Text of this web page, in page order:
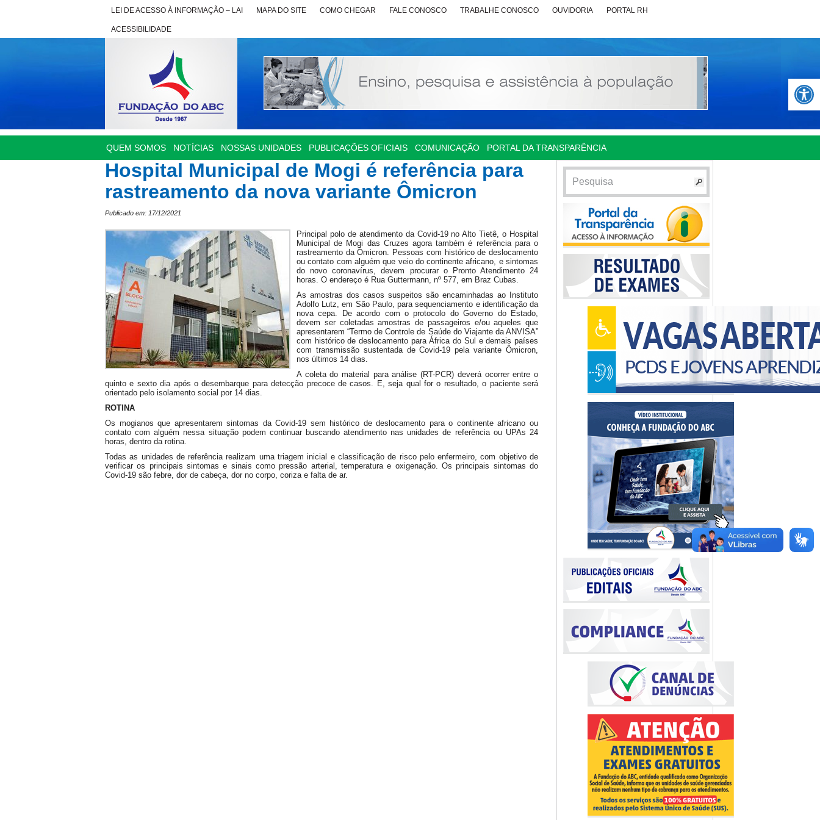
Abrir
LEI DE ACESSO À INFORMAÇÃO – LAI MAPA DO SITE COMO CHEGAR FALE CONOSCO TRABALHE CONOSCO OUVIDORIA PORTAL RH
ACESSIBILIDADE
QUEM SOMOS NOTÍCIAS NOSSAS UNIDADES PUBLICAÇÕES OFICIAIS COMUNICAÇÃO PORTAL DA TRANSPARÊNCIA
Hospital Municipal de Mogi é referência para
rastreamento da nova variante Ômicron
Publicado em: 17/12/2021
Principal polo de atendimento da Covid-19 no Alto Tietê, o Hospital
Municipal de Mogi das Cruzes agora também é referência para o
rastreamento da Ômicron. Pessoas com histórico de deslocamento
ou contato com alguém que veio do continente africano, e sintomas
do novo coronavírus, devem procurar o Pronto Atendimento 24
horas. O endereço é Rua Guttermann, nº 577, em Braz Cubas.
As amostras dos casos suspeitos são encaminhadas ao Instituto
Adolfo Lutz, em São Paulo, para sequenciamento e identificação da
nova cepa. De acordo com o protocolo do Governo do Estado,
devem ser coletadas amostras de passageiros e/ou aqueles que
apresentarem “Termo de Controle de Saúde do Viajante da ANVISA”
com histórico de deslocamento para África do Sul e demais países
com transmissão sustentada de Covid-19 pela variante Ômicron,
nos últimos 14 dias.
A coleta do material para análise (RT-PCR) deverá ocorrer entre o
quinto e sexto dia após o desembarque para detecção precoce de casos. E, seja qual for o resultado, o paciente será
orientado pelo isolamento social por 14 dias.
ROTINA
Os mogianos que apresentarem sintomas da Covid-19 sem histórico de deslocamento para o continente africano ou
contato com alguém nessa situação podem continuar buscando atendimento nas unidades de referência ou UPAs 24
horas, dentro da rotina.
Todas as unidades de referência realizam uma triagem inicial e classificação de risco pelo enfermeiro, com objetivo de
verificar os principais sintomas e sinais como pressão arterial, temperatura e oxigenação. Os principais sintomas do
Covid-19 são febre, dor de cabeça, dor no corpo, coriza e falta de ar.